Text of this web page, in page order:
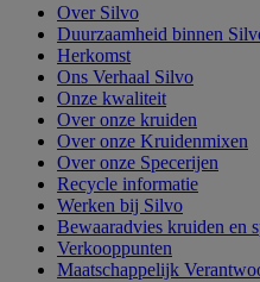
Over Silvo
Duurzaamheid binnen
Herkomst
Ons Verhaal Silvo
Onze kwaliteit
Over onze kruiden
Over onze Kruidenmixen
Over onze Specerijen
Recycle informatie
Werken bij Silvo
Bewaaradvies kruiden en
Verkooppunten
Maatschappelijk